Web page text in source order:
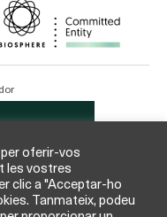
oferir-vos
les vostres
clic a "Acceptar-ho
Tanmateix, podeu